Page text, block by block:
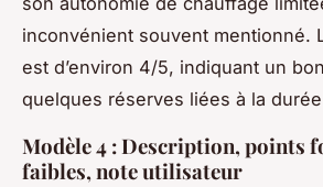
inconvénient souvent mentionné.
est d’environ 4/5, indiquant un
quelques réserves liées à la
Modèle 4 : Description, points
faibles, note utilisateur